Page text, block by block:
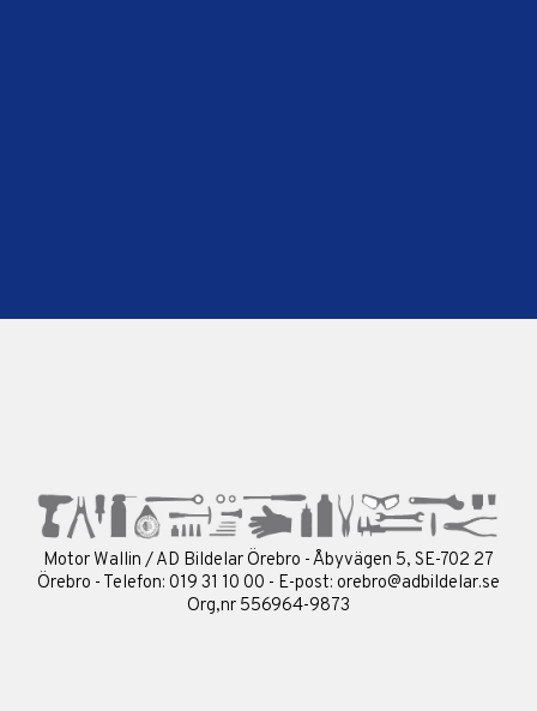
Motor Wallin / AD Bildelar Örebro - Åbyvägen 5, SE-702 27
Örebro - Telefon: 019 31 10 00 - E-post: orebro@adbildelar.se
Org,nr 556964-9873